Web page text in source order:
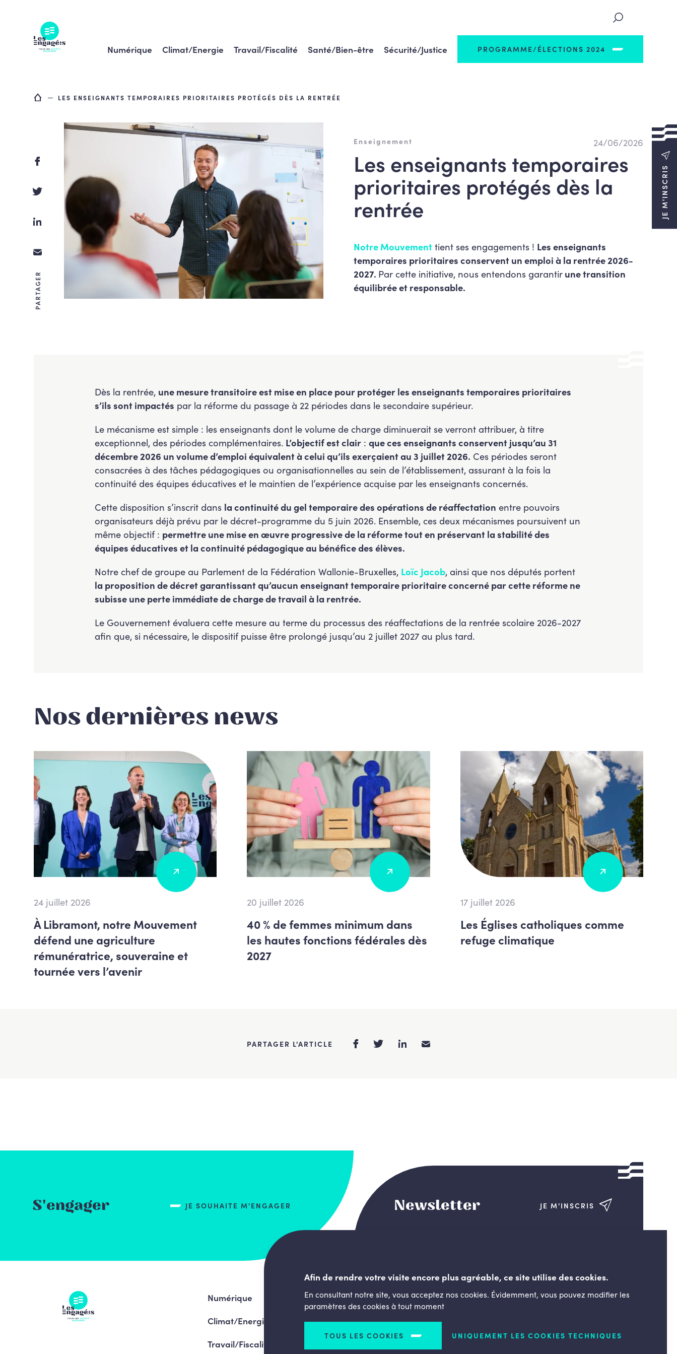
Numérique Climat/Energie Travail/Fiscalité Santé/Bien-être Sécurité/Justice PROGRAMME/ÉLECTIONS 2024
JE M'INSCRIS
PARTAGER
LES ENSEIGNANTS TEMPORAIRES PRIORITAIRES PROTÉGÉS DÈS LA RENTRÉE
24/06/2026
Enseignement
Les enseignants temporaires
prioritaires protégés dès la
rentrée
Notre Mouvementtient ses engagements ! Les enseignants
temporaires prioritaires conservent un emploi à la rentrée 2026-
2027. Par cette initiative, nous entendons garantirune transition
équilibrée et responsable.
Dès la rentrée, une mesure transitoire est mise en place pour protéger les enseignants temporaires prioritaires
s’ils sont impactés par la réforme du passage à 22 périodes dans le secondaire supérieur.
Le mécanisme est simple : les enseignants dont le volume de charge diminuerait se verront attribuer, à titre
exceptionnel, des périodes complémentaires. L’objectif est clair: que ces enseignants conservent jusqu’au 31
décembre 2026 un volume d’emploi équivalent à celui qu’ils exerçaient au 3 juillet 2026. Ces périodes seront
consacrées à des tâches pédagogiques ou organisationnelles au sein de l’établissement, assurant à la fois la
continuité des équipes éducatives et le maintien de l’expérience acquise par les enseignants concernés.
Cette disposition s’inscrit dans la continuité du gel temporaire des opérations de réaffectation entre pouvoirs
organisateurs déjà prévu par le décret-programme du 5 juin 2026. Ensemble, ces deux mécanismes poursuivent un
même objectif : permettre une mise en œuvre progressive de la réforme tout en préservant la stabilité des
équipes éducatives et la continuité pédagogique au bénéfice des élèves.
Notre chef de groupe au Parlement de la Fédération Wallonie-Bruxelles, Loïc Jacob, ainsi que nos députés portent
la proposition de décret garantissant qu’aucun enseignant temporaire prioritaire concerné par cette réforme ne
subisse une perte immédiate de charge de travail à la rentrée.
Le Gouvernement évaluera cette mesure au terme du processus des réaffectations de la rentrée scolaire 2026-2027
afin que, si nécessaire, le dispositif puisse être prolongé jusqu’au 2 juillet 2027 au plus tard.
Nos dernières news
24 juillet 2026
À Libramont, notre Mouvement
défend une agriculture
rémunératrice, souveraine et
tournée vers l’avenir
20 juillet 2026
40 % de femmes minimum dans
les hautes fonctions fédérales dès
2027
17 juillet 2026
Les Églises catholiques comme
refuge climatique
PARTAGER L'ARTICLE
S'engager JE SOUHAITE M'ENGAGER Newsletter JE M'INSCRIS
Numérique
Climat/Energie
Travail/Fiscalité
LESENGAGÉS.BE
Afin de rendre votre visite encore plus agréable, ce site utilise des cookies.
En consultant notre site, vous acceptez nos cookies. Évidemment, vous pouvez modifier les
paramètres des cookies à tout moment
TOUS LES COOKIES UNIQUEMENT LES COOKIES TECHNIQUES